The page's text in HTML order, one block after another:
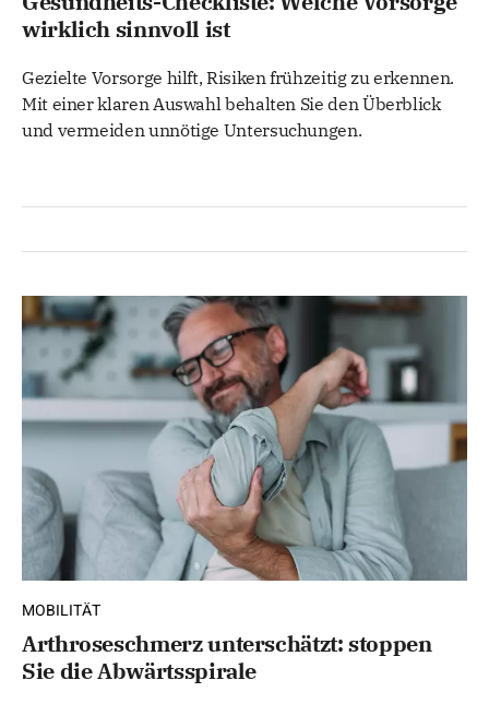
wirklich sinnvoll ist
Gezielte Vorsorge hilft, Risiken frühzeitig zu erkennen.
Mit einer klaren Auswahl behalten Sie den Überblick
und vermeiden unnötige Untersuchungen.
MOBILITÄT
Arthroseschmerz unterschätzt: stoppen
Sie die Abwärtsspirale